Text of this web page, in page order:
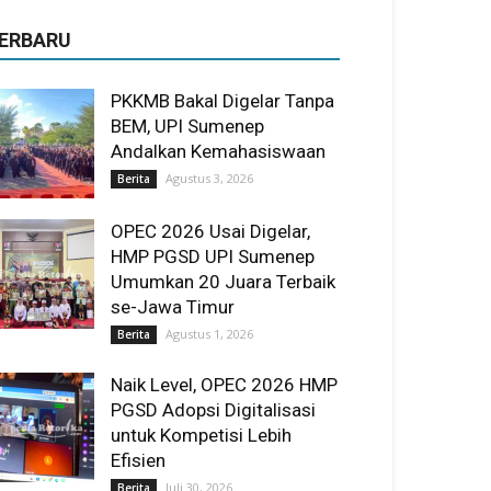
PKKMB Bakal Digelar Tanpa
BEM, UPI Sumenep
Andalkan Kemahasiswaan
Berita Agustus 3, 2026
OPEC 2026 Usai Digelar,
HMP PGSD UPI Sumenep
Umumkan 20 Juara Terbaik
se-Jawa Timur
Berita Agustus 1, 2026
Naik Level, OPEC 2026 HMP
PGSD Adopsi Digitalisasi
untuk Kompetisi Lebih
Efisien
Berita Juli 30, 2026